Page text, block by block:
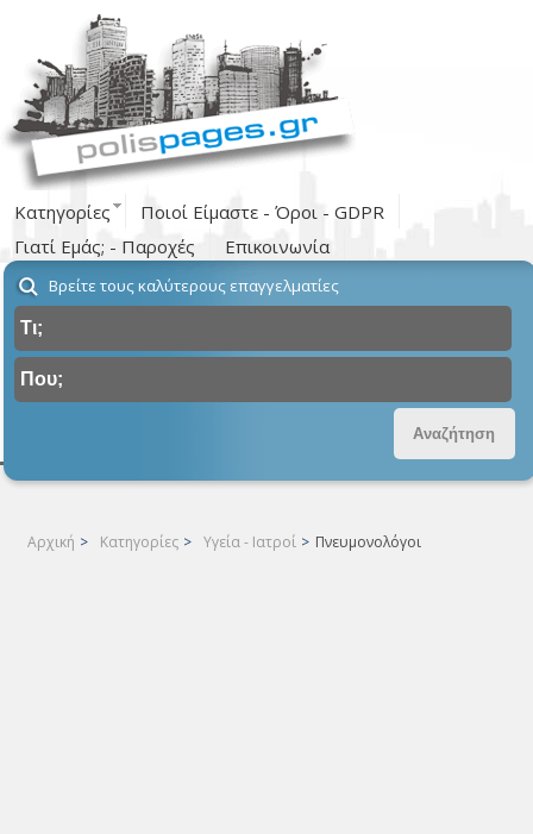
Κατηγορίες
Ποιοί Είμαστε - Όροι - GDPR
Γιατί Εμάς; - Παροχές
Επικοινωνία
Βρείτε τους καλύτερους επαγγελματίες
Αρχική > Κατηγορίες > Υγεία - Ιατροί > Πνευμονολόγοι